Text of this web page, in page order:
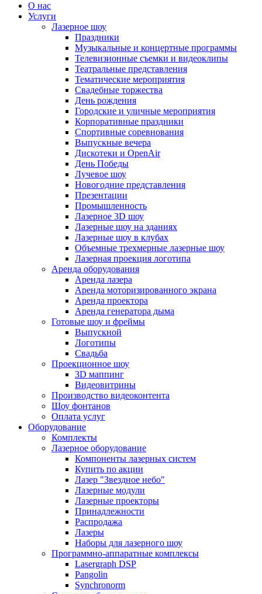
О нас
Услуги
Лазерное шоу
Праздники
Музыкальные и концертные программы
Телевизионные съемки и видеоклипы
Театральные представления
Тематические мероприятия
Свадебные торжества
День рождения
Городские и уличные мероприятия
Корпоративные праздники
Спортивные соревнования
Выпускные вечера
Дискотеки и OpenAir
День Победы
Лучевое шоу
Новогодние представления
Презентации
Промышленность
Лазерное 3D шоу
Лазерные шоу на зданиях
Лазерные шоу в клубах
Объемные трехмерные лазерные шоу
Лазерная проекция логотипа
Аренда оборудования
Аренда лазера
Аренда моторизированного экрана
Аренда проектора
Аренда генератора дыма
Готовые шоу и фреймы
Выпускной
Логотипы
Свадьба
Проекционное шоу
3D маппинг
Видеовитрины
Производство видеоконтента
Шоу фонтанов
Оплата услуг
Оборудование
Комплекты
Лазерное оборудование
Компоненты лазерных систем
Купить по акции
Лазер "Звездное небо"
Лазерные модули
Лазерные проекторы
Принадлежности
Распродажа
Лазеры
Наборы для лазерного шоу
Программно-аппаратные комплексы
Lasergraph DSP
Pangolin
Synchronorm